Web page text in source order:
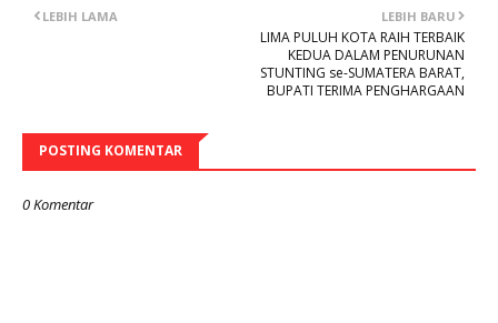
LEBIH BARU
LIMA PULUH KOTA RAIH TERBAIK
KEDUA DALAM PENURUNAN
STUNTING se-SUMATERA BARAT,
BUPATI TERIMA PENGHARGAAN
LEBIH LAMA
POSTING KOMENTAR
0 Komentar